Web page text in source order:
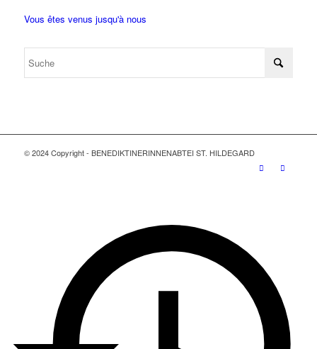
Vous êtes venus jusqu'à nous
© 2024 Copyright - BENEDIKTINERINNENABTEI ST. HILDEGARD